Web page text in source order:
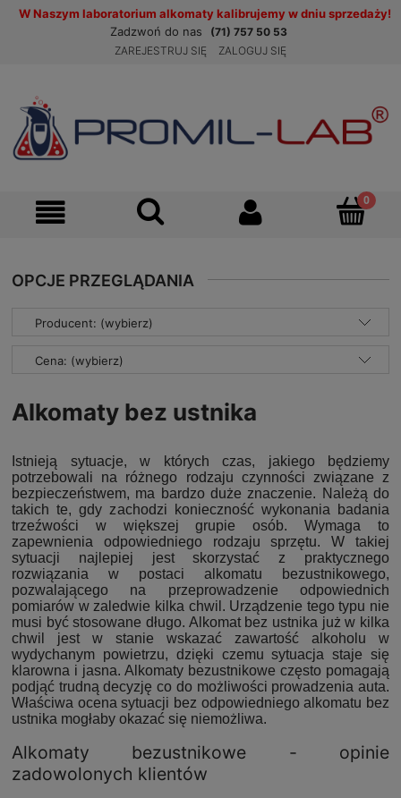
W Naszym laboratorium alkomaty kalibrujemy w dniu sprzedaży!
Zadzwoń do nas
(71) 757 50 53
ZAREJESTRUJ SIĘ
ZALOGUJ SIĘ
OPCJE PRZEGLĄDANIA
Producent: (wybierz)
Cena: (wybierz)
Alkomaty bez ustnika
Istnieją sytuacje, w których czas, jakiego będziemy
potrzebowali na różnego rodzaju czynności związane z
bezpieczeństwem, ma bardzo duże znaczenie. Należą do
takich te, gdy zachodzi konieczność wykonania badania
trzeźwości w większej grupie osób. Wymaga to
zapewnienia odpowiedniego rodzaju sprzętu.W takiej
sytuacji najlepiej jest skorzystać z praktycznego
rozwiązania w postaci alkomatu bezustnikowego,
pozwalającego na przeprowadzenie odpowiednich
pomiarów w zaledwie kilka chwil. Urządzenie tego typu nie
musi być stosowane długo. Alkomat bez ustnika już w kilka
chwil jest w stanie wskazać zawartość alkoholu w
wydychanym powietrzu, dzięki czemu sytuacja staje się
klarowna i jasna. Alkomaty bezustnikowe często pomagają
podjąć trudną decyzję co do możliwości prowadzenia auta.
Właściwa ocena sytuacji bez odpowiedniego alkomatu bez
ustnika mogłaby okazać się niemożliwa.
Alkomaty bezustnikowe - opinie
zadowolonych klientów